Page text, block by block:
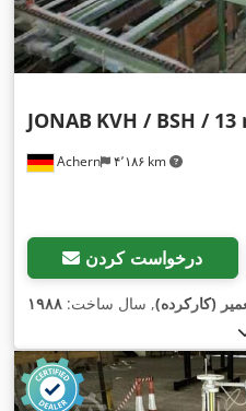
Achern ۴٬۱۸۶ km
JONAB KVH / BSH / 13
درخواست کردن
(کارکرده), سال ساخت: ۱۹۸۸